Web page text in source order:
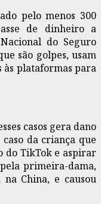
pelo menos 300
de dinheiro a
do Seguro
são golpes, usam
às plataformas para
casos gera dano
da criança que
do TikTok e aspirar
primeira-dama,
China, e causou